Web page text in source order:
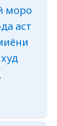
моро
аст